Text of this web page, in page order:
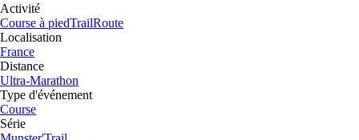
Activité
Course à piedTrailRoute
Localisation
France
Distance
Ultra-Marathon
Type d'événement
Course
Série